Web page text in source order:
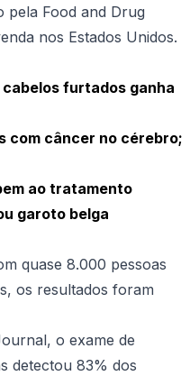
pela Food and Drug
nos Estados Unidos.
furtados ganha
com câncer no cérebro;
ao tratamento
garoto belga
quase 8.000 pessoas
os resultados foram
o exame de
detectou 83% dos